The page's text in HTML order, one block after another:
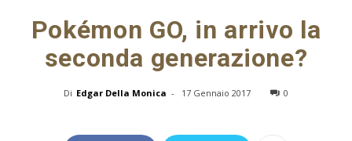
Pokémon GO, in arrivo la
seconda generazione?
Di Edgar Della Monica - 17 Gennaio 2017 0